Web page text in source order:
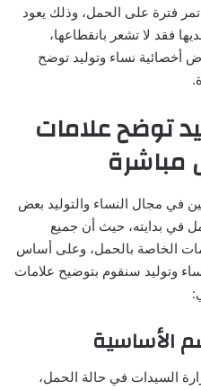
فترة على الحمل، وذلك يعود
فقد لا تشعر بانقطاعها،
أخصائية نساء وتوليد توضح
توضح علامات
مباشرة
في مجال النساء والتوليد بعض
في بدايته، حيث أن جميع
الخاصة بالحمل، وعلى أساس
وتوليد سنقوم بتوضيح علامات
الأساسية
السيدات في حالة الحمل،